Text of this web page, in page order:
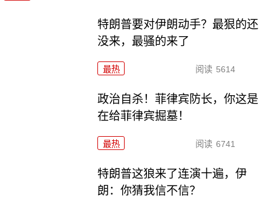
特朗普要对伊朗动手？最狠的还
没来，最骚的来了
最热 阅读 5614
政治自杀！菲律宾防长，你这是
在给菲律宾掘墓！
最热 阅读 6741
特朗普这狼来了连演十遍，伊
朗：你猜我信不信？